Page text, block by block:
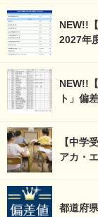
NEW!!
2027年
NEW!!
ト」偏
【中学
アカ・
都道府